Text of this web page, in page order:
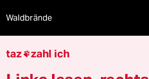
Waldbrände
taz zahl ich